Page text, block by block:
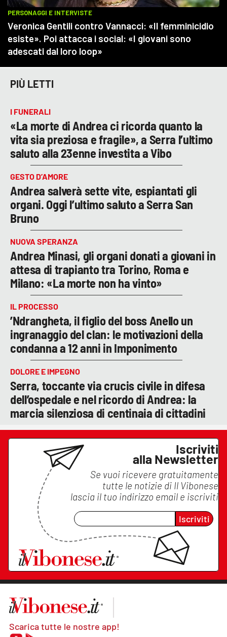
PIÙ LETTI
I FUNERALI
«La morte di Andrea ci ricorda quanto la
vita sia preziosa e fragile», a Serra l’ultimo
saluto alla 23enne investita a Vibo
GESTO D’AMORE
Andrea salverà sette vite, espiantati gli
organi. Oggi l’ultimo saluto a Serra San
Bruno
NUOVA SPERANZA
Andrea Minasi, gli organi donati a giovani in
attesa di trapianto tra Torino, Roma e
Milano: «La morte non ha vinto»
IL PROCESSO
’Ndrangheta, il figlio del boss Anello un
ingranaggio del clan: le motivazioni della
condanna a 12 anni in Imponimento
DOLORE E IMPEGNO
Serra, toccante via crucis civile in difesa
dell’ospedale e nel ricordo di Andrea: la
marcia silenziosa di centinaia di cittadini
Iscriviti
alla Newsletter
Se vuoi ricevere gratuitamente
tutte le notizie di Il Vibonese
lascia il tuo indirizzo email e iscriviti
Iscriviti
Scarica tutte le nostre app!